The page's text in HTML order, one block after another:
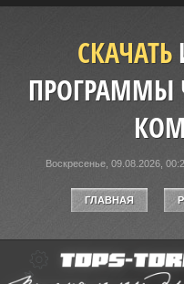
СКАЧАТЬ
ПРОГРАММЫ
Воскресенье, 09.08.2026,
ГЛАВНАЯ